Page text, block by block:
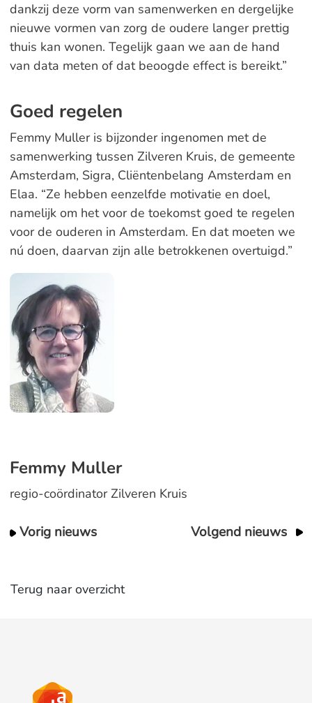
dankzij deze vorm van samenwerken en dergelijke
nieuwe vormen van zorg de oudere langer prettig
thuis kan wonen. Tegelijk gaan we aan de hand
van data meten of dat beoogde effect is bereikt.”
Goed regelen
Femmy Muller is bijzonder ingenomen met de
samenwerking tussen Zilveren Kruis, de gemeente
Amsterdam, Sigra, Cliëntenbelang Amsterdam en
Elaa. “Ze hebben eenzelfde motivatie en doel,
namelijk om het voor de toekomst goed te regelen
voor de ouderen in Amsterdam. En dat moeten we
nú doen, daarvan zijn alle betrokkenen overtuigd.”
Femmy Muller
regio-coördinator Zilveren Kruis
Vorig nieuws Volgend nieuws
Terug naar overzicht